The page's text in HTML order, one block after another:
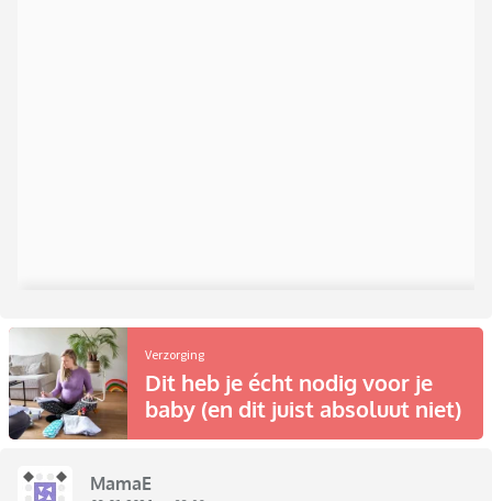
Verzorging
Dit heb je écht nodig voor je
baby (en dit juist absoluut niet)
MamaE